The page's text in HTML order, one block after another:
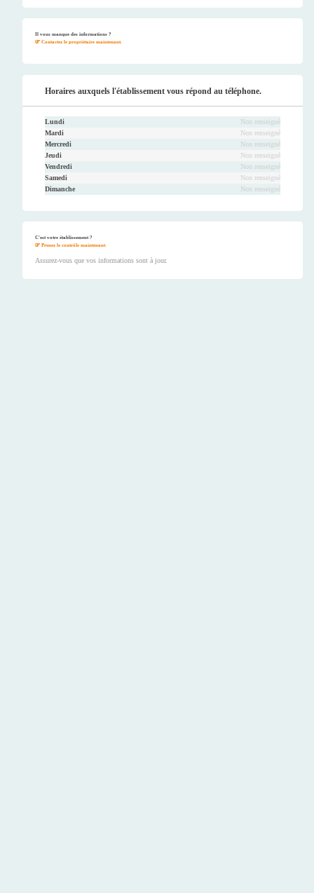
Il vous manque des informations ?
Contactez le propriétaire maintenant.
Horaires auxquels l'établissement vous répond au téléphone.
Lundi
Non renseigné
Mardi
Non renseigné
Mercredi
Non renseigné
Jeudi
Non renseigné
Vendredi
Non renseigné
Samedi
Non renseigné
Dimanche
Non renseigné
C'est votre établissement ?
Prenez le contrôle maintenant.
Assurez-vous que vos informations sont à jour.